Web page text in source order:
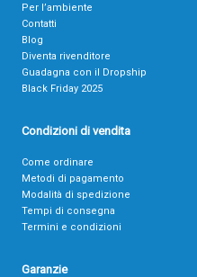
Per l’ambiente
Contatti
Blog
Diventa rivenditore
Guadagna con il Dropship
Black Friday 2025
Condizioni di vendita
Come ordinare
Metodi di pagamento
Modalità di spedizione
Tempi di consegna
Termini e condizioni
Garanzie